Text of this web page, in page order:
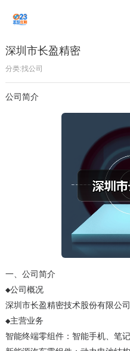
深圳市长盈精密
分类:找公司
公司简介
一、公司简介
◆公司概况
深圳市长盈精密技术股份有限公
◆主营业务
智能终端零组件：智能手机、笔